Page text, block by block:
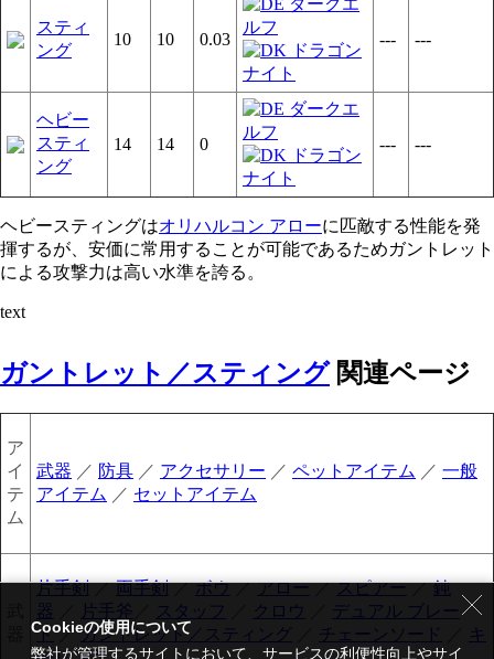
スティ
ング
10 10 0.03 --- ---
ヘビー
スティ
ング
14 14 0 --- ---
ヘビースティングはオリハルコン アローに匹敵する性能を発
揮するが、安価に常用することが可能であるためガントレット
による攻撃力は高い水準を誇る。
text
ガントレット／スティング関連ページ
ア
イ
テ
ム
武器 ／ 防具 ／ アクセサリー ／ ペットアイテム ／ 一般
アイテム ／ セットアイテム
片手剣 ／ 両手剣 ／ ボウ ／ アロー ／ スピアー ／ 鈍
器
片手斧 スタッフ クロウ
デュアル ブレー
ド ／ ガントレット／スティング チェーンソード
キ
Cookieの使用について
弊社が管理するサイトにおいて、サービスの利便性向上やサイ